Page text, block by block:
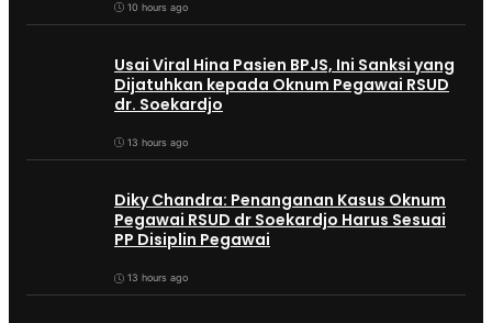
10 hours ago
Usai Viral Hina Pasien BPJS, Ini Sanksi yang
Dijatuhkan kepada Oknum Pegawai RSUD
dr. Soekardjo
13 hours ago
Diky Chandra: Penanganan Kasus Oknum
Pegawai RSUD dr Soekardjo Harus Sesuai
PP Disiplin Pegawai
13 hours ago